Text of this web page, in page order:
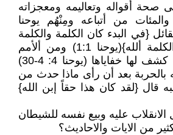
أقواله وتعاليمه ومعجزاته
من أتباعه ومِنْهُم يوحنا
{في البدء كان الكلمة والكلمة
كان عند ألله وكان الكلمة ألله}(يوحنا 1:1) ومن ألأمم
المراة السامرية التي كشف لها خفاياها (يوحنا 4: 4-30)
بالحربة بعد أن رأى ماذا حدث من
قال {لقد كان هذا حقاً إبن الله}
الانقلاب عليه وبيع نفسه للشيطان
من الايات والاحاديث؟